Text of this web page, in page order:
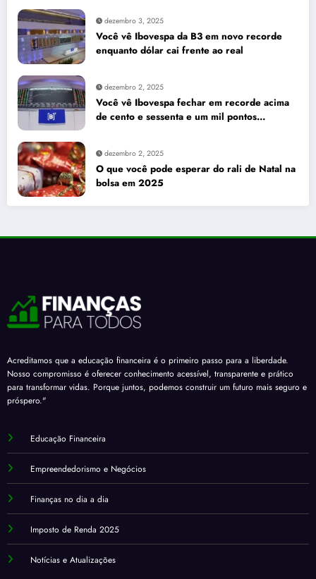
dezembro 3, 2025
Você vê Ibovespa da B3 em novo recorde
enquanto dólar cai frente ao real
dezembro 2, 2025
Você vê Ibovespa fechar em recorde acima
de cento e sessenta e um mil pontos
dezembro 2, 2025
O que você pode esperar do rali de Natal na
bolsa em 2025
Acreditamos que a educação financeira é o primeiro passo para a liberdade.
Nosso compromisso é oferecer conhecimento acessível, transparente e prático
para transformar vidas. Porque juntos, podemos construir um futuro mais seguro e
próspero."
Educação Financeira
Empreendedorismo e Negócios
Finanças no dia a dia
Imposto de Renda 2025
Notícias e Atualizações